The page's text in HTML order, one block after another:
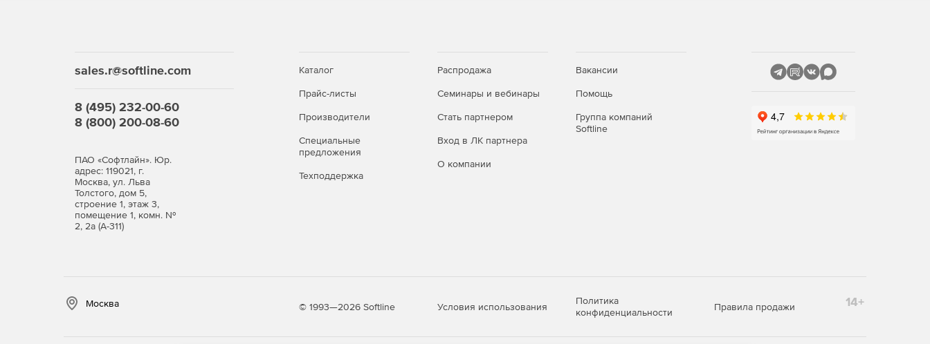
sales.r@softline.com
8 (495) 232-00-60
8 (800) 200-08-60
ПАО «Софтлайн». Юр.
адрес: 119021, г.
Москва, ул. Льва
Толстого, дом 5,
строение 1, этаж 3,
помещение 1, комн. №
2, 2а (А-311)
Каталог
Прайс-листы
Производители
Специальные
предложения
Техподдержка
Распродажа
Семинары и вебинары
Стать партнером
Вход в ЛК партнера
О компании
Вакансии
Помощь
Группа компаний
Softline
Москва © 1993—2026 Softline Условия использования
Политика
конфиденциальности
Правила продажи 14+